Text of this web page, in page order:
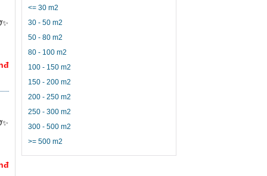
<= 30 m2
30 - 50 m2
50 - 80 m2
80 - 100 m2
100 - 150 m2
150 - 200 m2
200 - 250 m2
250 - 300 m2
300 - 500 m2
>= 500 m2